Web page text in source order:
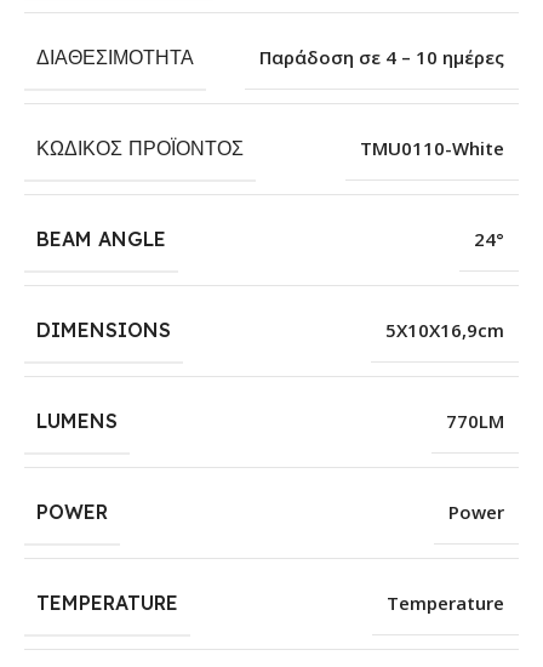
ΔΙΑΘΕΣΙΜΌΤΗΤΑ Παράδοση σε 4 – 10 ημέρες
ΚΩΔΙΚΌΣ ΠΡΟΪΌΝΤΟΣ TMU0110-White
BEAM ANGLE 24°
DIMENSIONS 5X10X16,9cm
LUMENS 770LM
POWER Power
TEMPERATURE Temperature